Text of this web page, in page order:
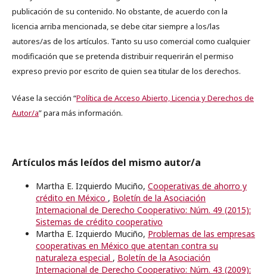
publicación de su contenido. No obstante, de acuerdo con la
licencia arriba mencionada, se debe citar siempre a los/las
autores/as de los artículos. Tanto su uso comercial como cualquier
modificación que se pretenda distribuir requerirán el permiso
expreso previo por escrito de quien sea titular de los derechos.
Véase la sección “Política de Acceso Abierto, Licencia y Derechos de
Autor/a” para más información.
Artículos más leídos del mismo autor/a
Martha E. Izquierdo Muciño, Cooperativas de ahorro y
crédito en México , Boletín de la Asociación
Internacional de Derecho Cooperativo: Núm. 49 (2015):
Sistemas de crédito cooperativo
Martha E. Izquierdo Muciño, Problemas de las empresas
cooperativas en México que atentan contra su
naturaleza especial , Boletín de la Asociación
Internacional de Derecho Cooperativo: Núm. 43 (2009):